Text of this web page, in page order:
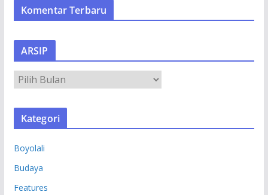
Komentar Terbaru
ARSIP
S
Kategori
Boyolali
Budaya
Features